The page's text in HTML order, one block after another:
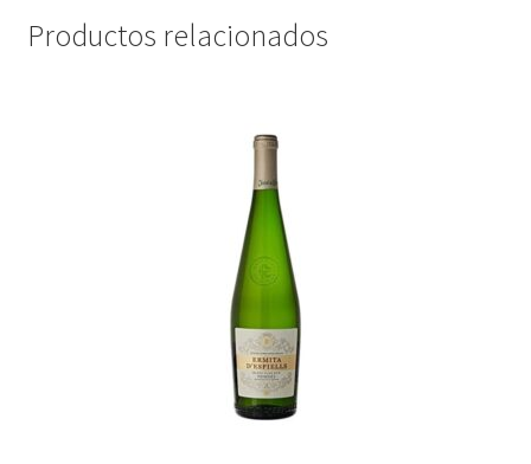
Productos relacionados